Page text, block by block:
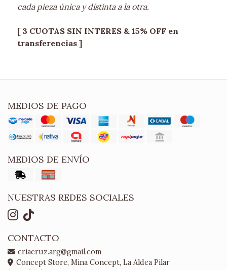
cada pieza única y distinta a la otra.
[ 3 CUOTAS SIN INTERES & 15% OFF en
transferencias ]
MEDIOS DE PAGO
MEDIOS DE ENVÍO
NUESTRAS REDES SOCIALES
CONTACTO
criacruz.arg@gmail.com
Concept Store, Mina Concept, La Aldea Pilar